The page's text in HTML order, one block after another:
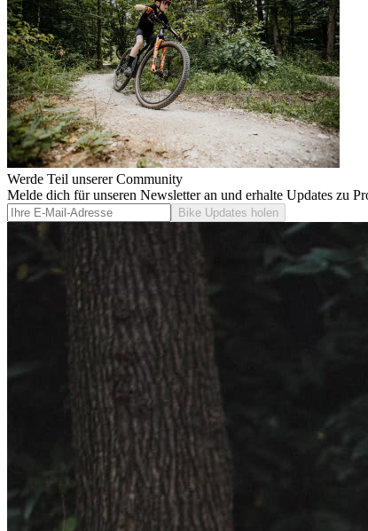
Werde Teil unserer Community
Melde dich für unseren Newsletter an und erhalte Updates zu
Bike Updates holen